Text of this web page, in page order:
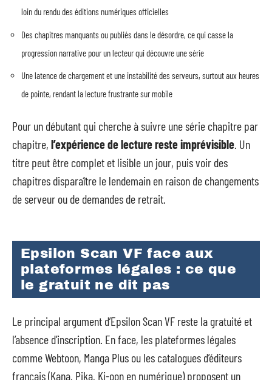
loin du rendu des éditions numériques officielles
Des chapitres manquants ou publiés dans le désordre, ce qui casse la
progression narrative pour un lecteur qui découvre une série
Une latence de chargement et une instabilité des serveurs, surtout aux heures
de pointe, rendant la lecture frustrante sur mobile
Pour un débutant qui cherche à suivre une série chapitre par
chapitre, l’expérience de lecture reste imprévisible . Un
titre peut être complet et lisible un jour, puis voir des
chapitres disparaître le lendemain en raison de changements
de serveur ou de demandes de retrait.
Epsilon Scan VF face aux
plateformes légales : ce que
le gratuit ne dit pas
Le principal argument d’Epsilon Scan VF reste la gratuité et
l’absence d’inscription. En face, les plateformes légales
comme Webtoon, Manga Plus ou les catalogues d’éditeurs
français (Kana, Pika, Ki-oon en numérique) proposent un